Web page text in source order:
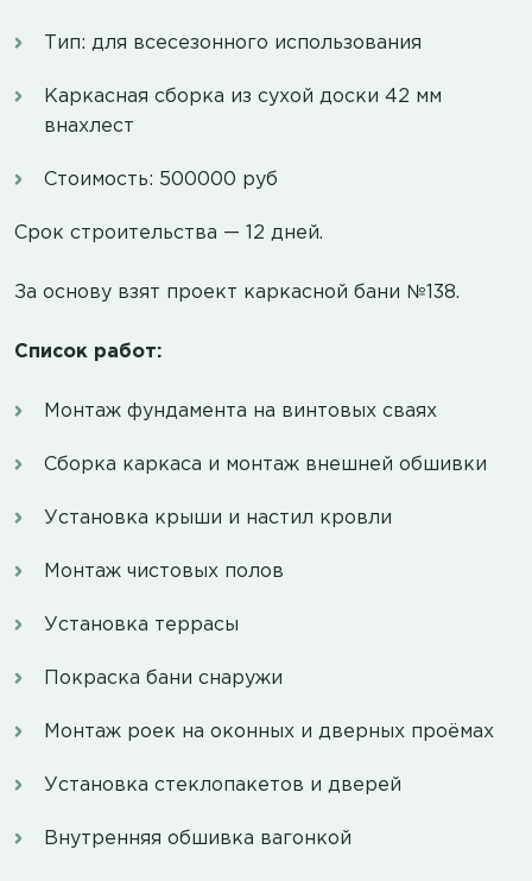
Тип: для всесезонного использования
Каркасная сборка из сухой доски 42 мм
внахлест
Стоимость: 500000 руб
Срок строительства — 12 дней.
За основу взят проект каркасной бани №138.
Список работ:
Монтаж фундамента на винтовых сваях
Сборка каркаса и монтаж внешней обшивки
Установка крыши и настил кровли
Монтаж чистовых полов
Установка террасы
Покраска бани снаружи
Монтаж роек на оконных и дверных проёмах
Установка стеклопакетов и дверей
Внутренняя обшивка вагонкой